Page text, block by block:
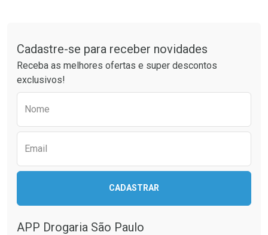
Cadastre-se para receber novidades
Receba as melhores ofertas e super descontos
exclusivos!
Nome
Email
CADASTRAR
APP Drogaria São Paulo